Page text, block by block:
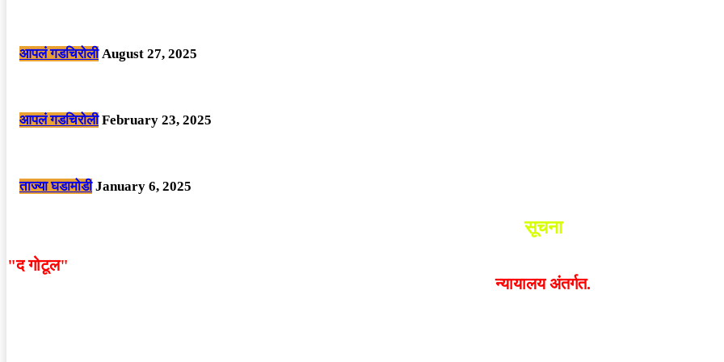
आपलं गडचिरोली August 27, 2025
आपलं गडचिरोली February 23, 2025
ताज्या घडामोडी January 6, 2025
सूचना
"द गोटूल"
न्यायालय अंतर्गत.